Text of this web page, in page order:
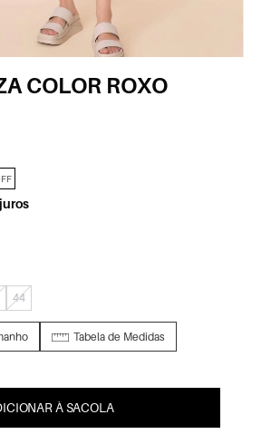
COLOR ROXO
44
Tabela de Medidas
À SACOLA